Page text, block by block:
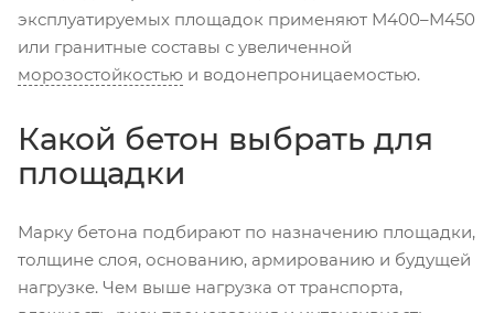
эксплуатируемых площадок применяют М400–М450
или гранитные составы с увеличенной
морозостойкостью и водонепроницаемостью.
Какой бетон выбрать для
площадки
Марку бетона подбирают по назначению площадки,
толщине слоя, основанию, армированию и будущей
нагрузке. Чем выше нагрузка от транспорта,